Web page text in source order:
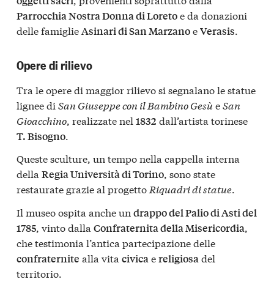
Parrocchia Nostra Donna di Loretoe da donazioni
delle famiglieAsinari di San MarzanoeVerasis.
Opere di rilievo
Tra le opere di maggior rilievo si segnalano le statue
lignee di San Giuseppe con il Bambino Gesù eSan
Gioacchino , realizzate nel 1832 dall’artista torinese
T. Bisogno
Queste sculture, un tempo nella cappella interna
della Regia Università di Torino, sono state
restaurate grazie al progetto Riquadri di statue.
Il museo ospita anche un drappo del Palio di Asti del
1785, vinto dalla Confraternita della Misericordia,
che testimonia l’antica partecipazione delle
confraternite alla vita civicaereligiosadel
territorio.